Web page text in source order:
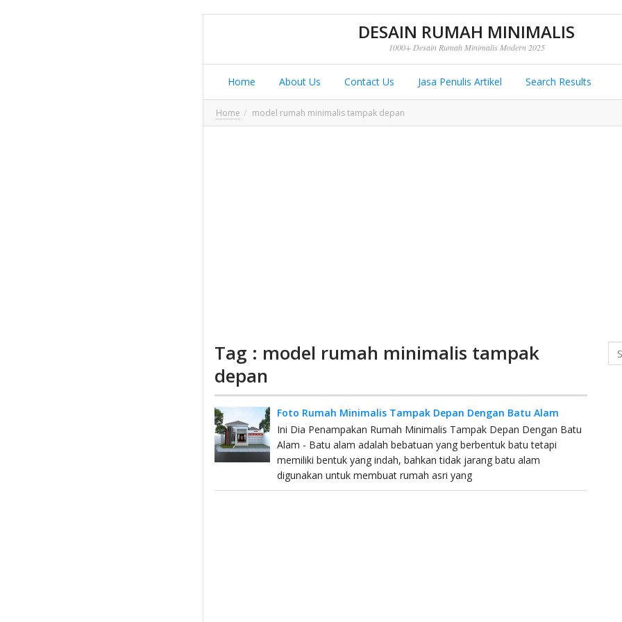
DESAIN RUMAH MINIMALIS
1000+ Desain Rumah Minimalis Modern 2025
Home About Us Contact Us Jasa Penulis Artikel Search Results
Home model rumah minimalis tampak depan
Tag : model rumah minimalis tampak
depan
Foto Rumah Minimalis Tampak Depan Dengan Batu Alam
Ini Dia Penampakan Rumah Minimalis Tampak Depan Dengan Batu
Alam - Batu alam adalah bebatuan yang berbentuk batu tetapi
memiliki bentuk yang indah, bahkan tidak jarang batu alam
digunakan untuk membuat rumah asri yang